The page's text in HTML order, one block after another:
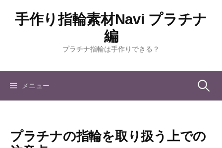
手作り指輪素材Navi プラチナ
編
プラチナ指輪は手作りできる？
メニュー 検
プラチナの指輪を取り扱う上での